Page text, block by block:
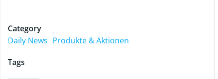
Category
Daily News Produkte & Aktionen
Tags